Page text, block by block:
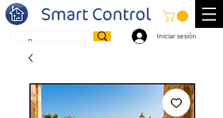
Iniciar sesión